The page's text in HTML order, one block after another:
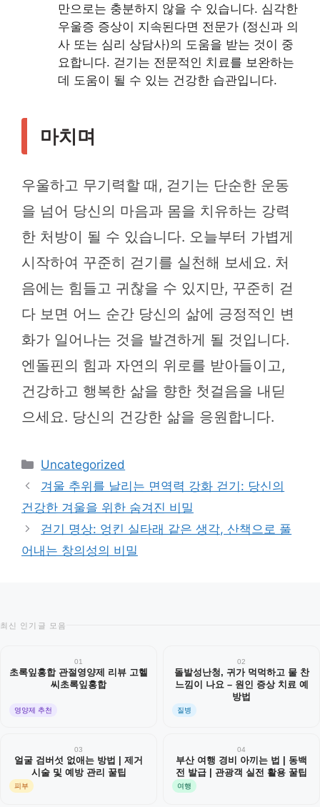
만으로는 충분하지 않을 수 있습니다. 심각한
우울증 증상이 지속된다면 전문가 (정신과 의
사 또는 심리 상담사)의 도움을 받는 것이 중
요합니다. 걷기는 전문적인 치료를 보완하는
데 도움이 될 수 있는 건강한 습관입니다.
마치며
우울하고 무기력할 때, 걷기는 단순한 운동
을 넘어 당신의 마음과 몸을 치유하는 강력
한 처방이 될 수 있습니다. 오늘부터 가볍게
시작하여 꾸준히 걷기를 실천해 보세요. 처
음에는 힘들고 귀찮을 수 있지만, 꾸준히 걷
다 보면 어느 순간 당신의 삶에 긍정적인 변
화가 일어나는 것을 발견하게 될 것입니다.
엔돌핀의 힘과 자연의 위로를 받아들이고,
건강하고 행복한 삶을 향한 첫걸음을 내딛
으세요. 당신의 건강한 삶을 응원합니다.
카
테
고
리
Uncategorized
겨울 추위를 날리는 면역력 강화 걷기: 당신의
건강한 겨울을 위한 숨겨진 비밀
걷기 명상: 엉킨 실타래 같은 생각, 산책으로 풀
어내는 창의성의 비밀
최신 인기글 모음
01
초록잎홍합 관절영양제 리뷰 고헬
씨초록잎홍합
영양제 추천
02
돌발성난청, 귀가 먹먹하고 물 찬
느낌이 나요 – 원인 증상 치료 예
방법
질병
03
얼굴 검버섯 없애는 방법 | 제거
시술 및 예방 관리 꿀팁
피부
04
부산 여행 경비 아끼는 법 | 동백
전 발급 | 관광객 실전 활용 꿀팁
여행